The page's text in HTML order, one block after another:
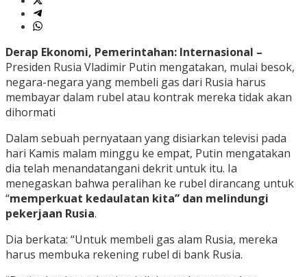
Derap Ekonomi, Pemerintahan: Internasional –
Presiden Rusia Vladimir Putin mengatakan, mulai besok,
negara-negara yang membeli gas dari Rusia harus
membayar dalam rubel atau kontrak mereka tidak akan
dihormati
Dalam sebuah pernyataan yang disiarkan televisi pada
hari Kamis malam minggu ke empat, Putin mengatakan
dia telah menandatangani dekrit untuk itu. Ia
menegaskan bahwa peralihan ke rubel dirancang untuk
“memperkuat kedaulatan kita” dan melindungi
pekerjaan Rusia.
Dia berkata: “Untuk membeli gas alam Rusia, mereka
harus membuka rekening rubel di bank Rusia.